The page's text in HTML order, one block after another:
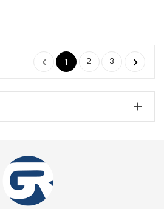
 1 2 3 
